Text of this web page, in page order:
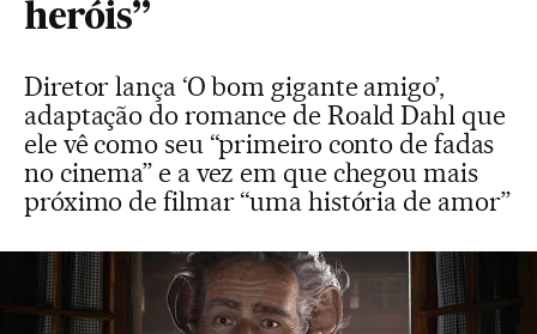
heróis”
Diretor lança ‘O bom gigante amigo’,
adaptação do romance de Roald Dahl que
ele vê como seu “primeiro conto de fadas
no cinema” e a vez em que chegou mais
próximo de filmar “uma história de amor”